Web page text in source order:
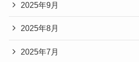
2025年9月
2025年8月
2025年7月